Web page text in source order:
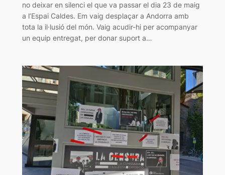
no deixar en silenci el que va passar el dia 23 de maig
a l’Espai Caldes. Em vaig desplaçar a Andorra amb
tota la il·lusió del món. Vaig acudir-hi per acompanyar
un equip entregat, per donar suport a…